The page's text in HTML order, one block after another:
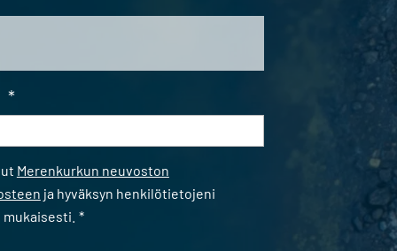
*
Merenkurkun neuvoston
ja hyväksyn henkilötietojeni
*